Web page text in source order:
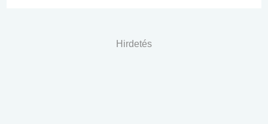
Hirdetés